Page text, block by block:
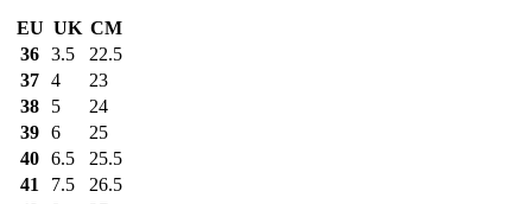
EU UK CM
36 3.5
22.5
37 4
23
38
5
24
39 6
25
40 6.5
25.5
41
7.5
26.5